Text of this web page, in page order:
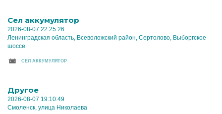
Cел аккумулятор
2026-08-07 22:25:26
Ленинградская область, Всеволожский район, Сертолово, Выборгское
шоссе
CЕЛ АККУМУЛЯТОР
Другое
2026-08-07 19:10:49
Смоленск, улица Николаева